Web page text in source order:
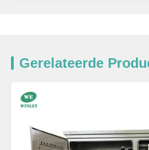
Gerelateerde